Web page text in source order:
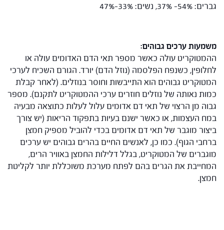
גברים: 54%- 37%, נשים: 33%-47%
משמעות ערכים גבוהים:
ההמטוקריט עולה כאשר מספר תאי הדם האדומים עולה או
לחלופין, כשנפח הפלסמה (נוזל הדם) יורד. הגורם השכיח לערכי
המטוקריט גבוהים הוא התייבשות וחוסר בנוזלים. (לאחר קבלת
כמות נאותה של נוזלים חוזרים ערכי ההמטוקריט לתקנם). מספר
גבוה מן הרצוי של תאי דם אדומים עלול לעלות כתוצאה מבעיה
במח העצמות, או כאשר ישנם בעיות בתפקוד הריאות (יש צורך
ביצור מוגבר של תאי דם אדומים בכדי להוביל מספיק חמצן
ברחבי הגוף). כמו כן, לאנשים החיים בהרים גבוהים יש ערכים
מוגברים של המטוקריט, בגלל דלילות החמצן באוויר הרים,
המחייבת את הגרים בהם לפתח מערכת משוכללת יותר לקליטת
חמצן.